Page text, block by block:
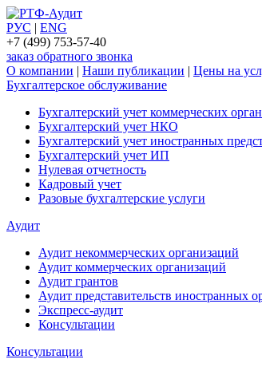
РУС | ENG
+7 (499) 753-57-40
заказ обратного звонка
О компании | Наши публикации | Цены на
Бухгалтерское обслуживание
Бухгалтерский учет коммерческих
Бухгалтерский учет НКО
Бухгалтерский учет иностранных
Бухгалтерский учет ИП
Нулевая отчетность
Кадровый учет
Разовые бухгалтерские услуги
Аудит
Аудит некоммерческих организаций
Аудит коммерческих организаций
Аудит грантов
Аудит представительств иностранных
Экспресс-аудит
Консультации
Консультации